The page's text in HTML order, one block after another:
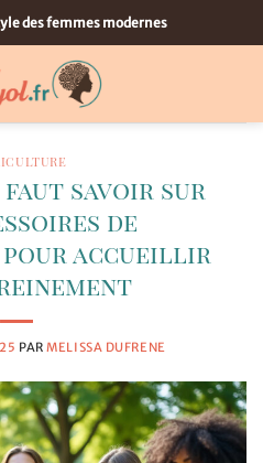
des femmes modernes
faut savoir sur
de
accueillir
PARMELISSA DUFRENE